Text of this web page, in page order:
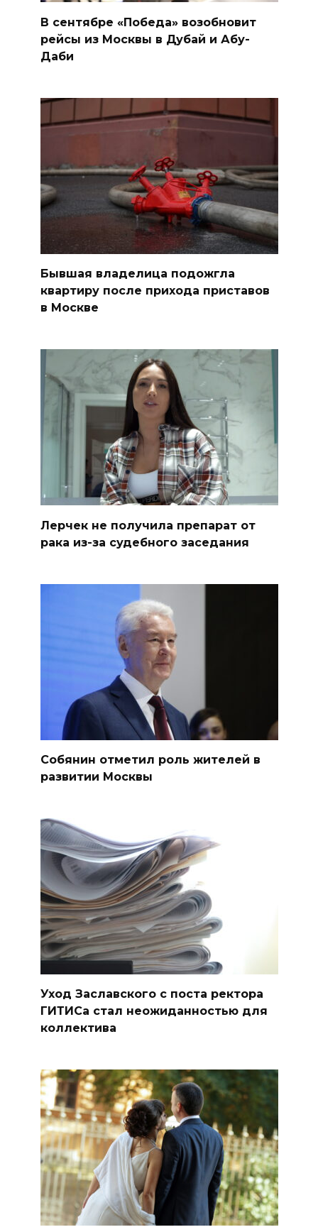
В сентябре «Победа» возобновит
рейсы из Москвы в Дубай и Абу-
Даби
Бывшая владелица подожгла
квартиру после прихода приставов
в Москве
Лерчек не получила препарат от
рака из-за судебного заседания
Собянин отметил роль жителей в
развитии Москвы
Уход Заславского с поста ректора
ГИТИСа стал неожиданностью для
коллектива